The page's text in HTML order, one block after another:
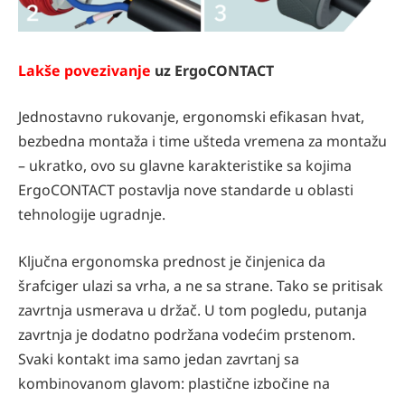
Lakše povezivanje uz ErgoCONTACT
Jednostavno rukovanje, ergonomski efikasan hvat,
bezbedna montaža i time ušteda vremena za montažu
– ukratko, ovo su glavne karakteristike sa kojima
ErgoCONTACT postavlja nove standarde u oblasti
tehnologije ugradnje.
Ključna ergonomska prednost je činjenica da
šrafciger ulazi sa vrha, a ne sa strane. Tako se pritisak
zavrtnja usmerava u držač. U tom pogledu, putanja
zavrtnja je dodatno podržana vodećim prstenom.
Svaki kontakt ima samo jedan zavrtanj sa
kombinovanom glavom: plastične izbočine na